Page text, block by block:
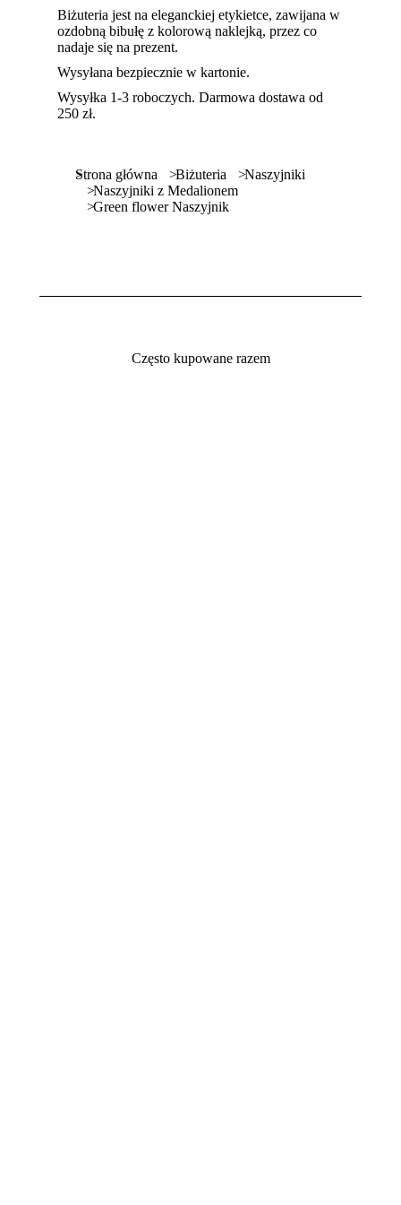
Biżuteria jest na eleganckiej etykietce, zawijana w
ozdobną bibułę z kolorową naklejką, przez co
nadaje się na prezent.
Wysyłana bezpiecznie w kartonie.
Wysyłka 1-3 roboczych. Darmowa dostawa od
250 zł.
Jesteś tutaj:
Strona główna Biżuteria
Naszyjniki
Naszyjniki z Medalionem
Green flower Naszyjnik
Często kupowane razem